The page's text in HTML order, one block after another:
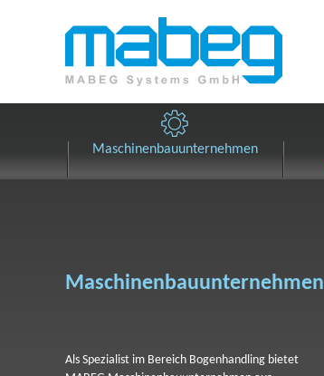
Maschinenbau­unternehmen
Maschinenbauunternehmen
Als Spezialist im Bereich Bogenhandling bietet